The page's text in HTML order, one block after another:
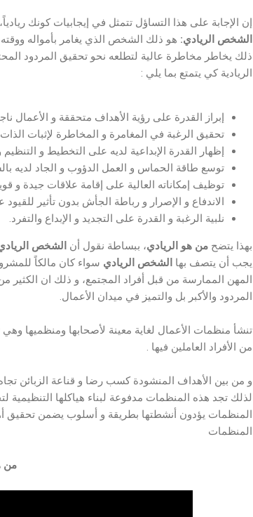
إن الإجابة على هذا التساؤل تتمثل في إيجابيات كونك
الشخص الريادي: هو ذلك الشخص الذي يغامر بأمواله
ذلك يخاطر مخاطرة عالية لتطلعه نحو تحقيق المردود
الريادية كي يتمتع بما يلي :
إبراز القدرة على رؤية الأهداف متحققة و الأعمال
تحقيق الرغبة في المغامرة و المخاطرة لإثبات الذات
إظهار القدرة الإبداعية لديه على التخطيط و التنظيم
توسع طاقة الحماس و العمل الدؤوب و الجاد لديه
توظيف إمكاناته العالية على إقامة علاقات جيدة و
الاندفاع و الإصرار و رباطة الجأش بدون تأثير للقيود
نلبية الرغبة و القدرة على التجديد و الإبداع والتفرد.
بهذا يتضح من هو الريادي، ببساطة نقول أن الشخص
يجب أن يتصف بها الشخص الريادي سواء كان مالكاً
المهن الممارسة من قبل أفراد المجتمع، و ذلك ان
المردود والأكبر بل والتميز في ميدان الأعمال.
تنشأ منظمات الأعمال لغاية معينة لأصحابها ومنظميها
من الأفراد العاملين فيها .
و من بين الأهداف المنشودة كسب رضا و قناعة الزبائن
لذلك تجد هذه المنظمات مدفوعة لبناء هياكلها التنظيمية
المنظمات يؤدون أنشطتها بطريقة و أسلوب يضمن تحقيق
المنظمات
من